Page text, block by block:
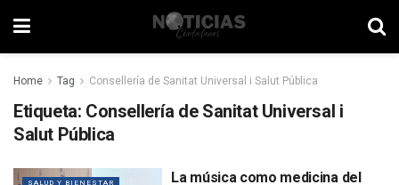
Home Tag Consellería de Sanitat Universal i Salut Pública
Etiqueta: Consellería de Sanitat Universal i
Salut Pública
SALUD Y BIENESTAR
La música como medicina del